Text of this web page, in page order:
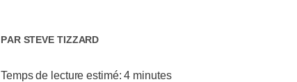
ParSteve Tizzard
Temps de lecture estimé:4 minutes